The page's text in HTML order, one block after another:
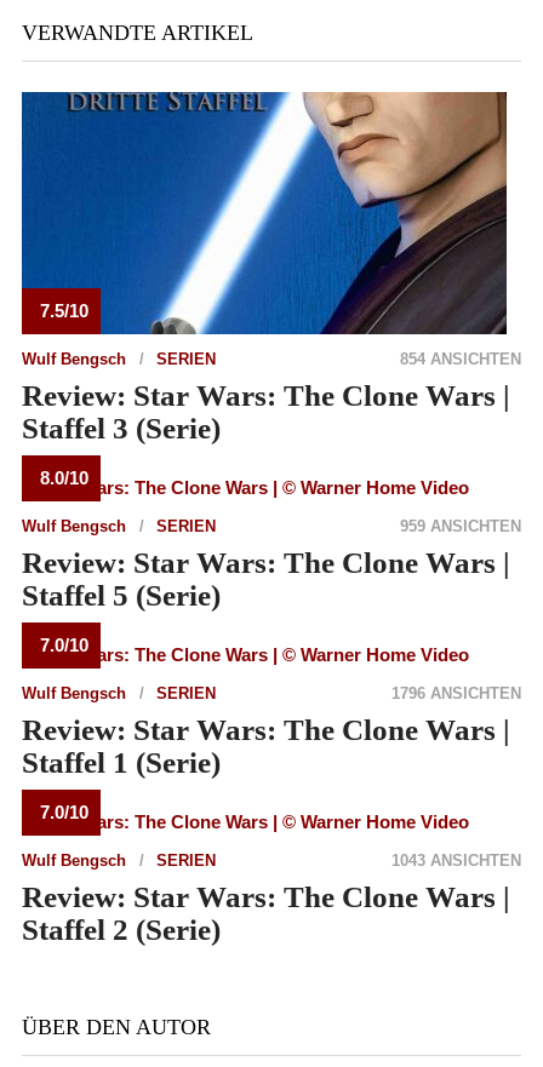
VERWANDTE ARTIKEL
7.5/10
Wulf Bengsch SERIEN 854 ANSICHTEN
Review: Star Wars: The Clone Wars |
Staffel 3 (Serie)
8.0/10
Wulf Bengsch SERIEN 959 ANSICHTEN
Review: Star Wars: The Clone Wars |
Staffel 5 (Serie)
7.0/10
Wulf Bengsch SERIEN 1796 ANSICHTEN
Review: Star Wars: The Clone Wars |
Staffel 1 (Serie)
7.0/10
Wulf Bengsch SERIEN 1043 ANSICHTEN
Review: Star Wars: The Clone Wars |
Staffel 2 (Serie)
ÜBER DEN AUTOR